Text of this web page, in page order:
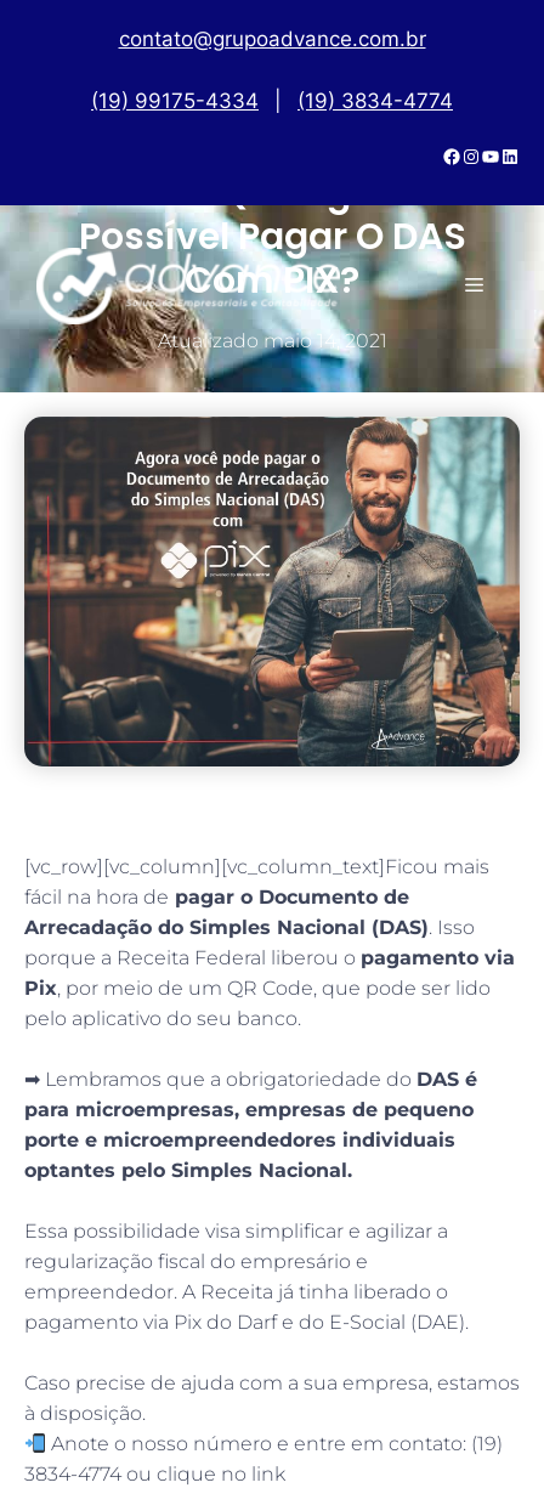
contato@grupoadvance.com.br
(19) 99175-4334 (19) 3834-4774
Sabia Que Agora É
Possível Pagar O DAS
Com PIX?
Atualizado maio 14, 2021
[vc_row][vc_column][vc_column_text]Ficou mais
fácil na hora de pagar o Documento de
Arrecadação do Simples Nacional (DAS). Isso
porque a Receita Federal liberou o pagamento via
Pix, por meio de um QR Code, que pode ser lido
pelo aplicativo do seu banco.
➡ Lembramos que a obrigatoriedade do DAS é
para microempresas, empresas de pequeno
porte e microempreendedores individuais
optantes pelo Simples Nacional.
Essa possibilidade visa simplificar e agilizar a
regularização fiscal do empresário e
empreendedor. A Receita já tinha liberado o
pagamento via Pix do Darf e do E-Social (DAE).
Caso precise de ajuda com a sua empresa, estamos
à disposição.
Anote o nosso número e entre em contato: (19)
3834-4774 ou clique no link